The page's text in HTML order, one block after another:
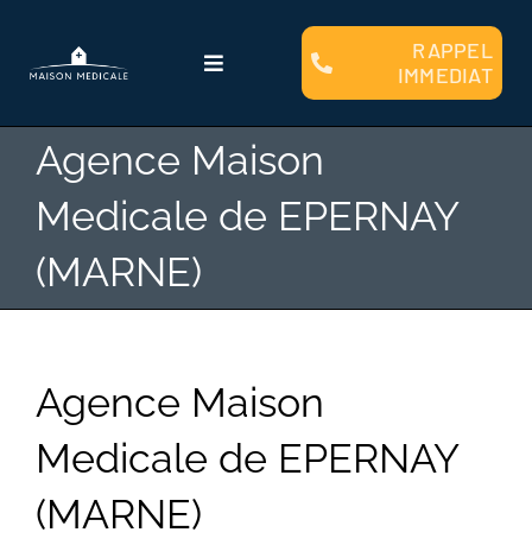
contenu
Toggle
Navigation
Faire Construire
Clients
Financement
Contact
RAPPEL
IMMEDIAT
Agence Maison
Medicale de EPERNAY
(MARNE)
Agence Maison
Medicale de EPERNAY
(MARNE)